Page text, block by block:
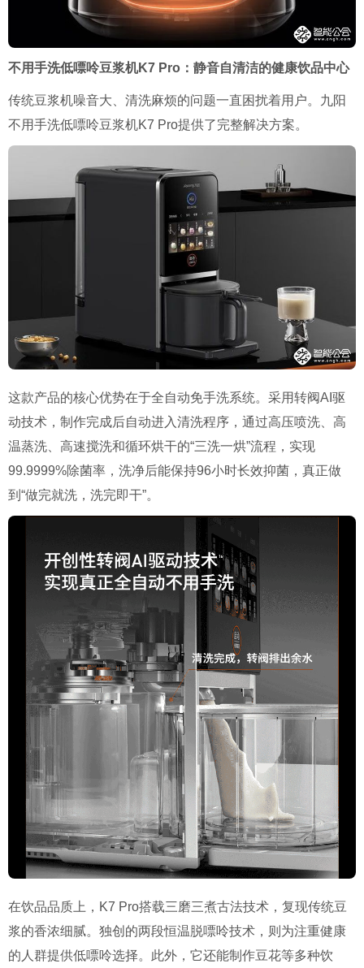
不用手洗低嘌呤豆浆机K7 Pro：静音自清洁的健康饮品中心
传统豆浆机噪音大、清洗麻烦的问题一直困扰着用户。九阳
不用手洗低嘌呤豆浆机K7 Pro提供了完整解决方案。
这款产品的核心优势在于全自动免手洗系统。采用转阀AI驱
动技术，制作完成后自动进入清洗程序，通过高压喷洗、高
温蒸洗、高速搅洗和循环烘干的“三洗一烘”流程，实现
99.9999%除菌率，洗净后能保持96小时长效抑菌，真正做
到“做完就洗，洗完即干”。
在饮品品质上，K7 Pro搭载三磨三煮古法技术，复现传统豆
浆的香浓细腻。独创的两段恒温脱嘌呤技术，则为注重健康
的人群提供低嘌呤选择。此外，它还能制作豆花等多种饮